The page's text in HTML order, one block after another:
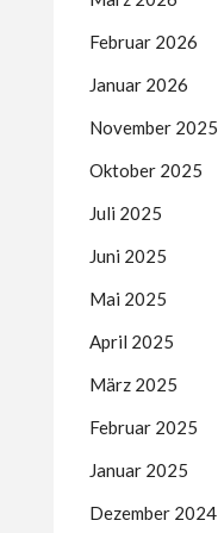
Februar 2026
Januar 2026
November 2025
Oktober 2025
Juli 2025
Juni 2025
Mai 2025
April 2025
März 2025
Februar 2025
Januar 2025
Dezember 2024